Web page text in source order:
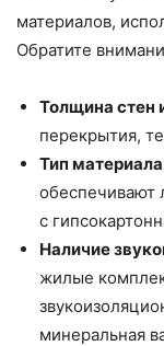
материалов,
Обратите
Толщина стен
перекрытия,
Тип
обеспечивают
с
Наличие
жилые
минеральная